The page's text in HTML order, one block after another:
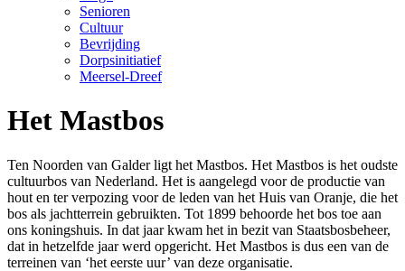
Senioren
Cultuur
Bevrijding
Dorpsinitiatief
Meersel-Dreef
Het Mastbos
Ten Noorden van Galder ligt het Mastbos. Het Mastbos is het oudste
cultuurbos van Nederland. Het is aangelegd voor de productie van
hout en ter verpozing voor de leden van het Huis van Oranje, die het
bos als jachtterrein gebruikten. Tot 1899 behoorde het bos toe aan
ons koningshuis. In dat jaar kwam het in bezit van Staatsbosbeheer,
dat in hetzelfde jaar werd opgericht. Het Mastbos is dus een van de
terreinen van ‘het eerste uur’ van deze organisatie.